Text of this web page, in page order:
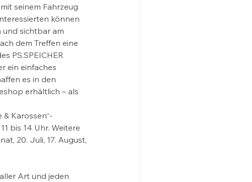
seinem Fahrzeug
können
und sichtbar am
dem Treffen eine
PS.SPEICHER
ein einfaches
es in den
erhältlich – als
Karossen“-
bis 14 Uhr. Weitere
20. Juli, 17. August,
Art und jeden